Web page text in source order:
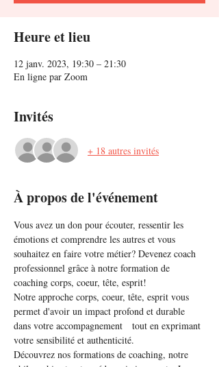
Heure et lieu
12 janv. 2023, 19:30 – 21:30
En ligne par Zoom
Invités
+ 18 autres invités
À propos de l'événement
Vous avez un don pour écouter, ressentir les
émotions et comprendre les autres et vous
souhaitez en faire votre métier? Devenez coach
professionnel grâce à notre formation de
coaching corps, coeur, tête, esprit!
Notre approche corps, coeur, tête, esprit vous
permet d'avoir un impact profond et durable
dans votre accompagnement   tout en exprimant
votre sensibilité et authenticité.
Découvrez nos formations de coaching, notre